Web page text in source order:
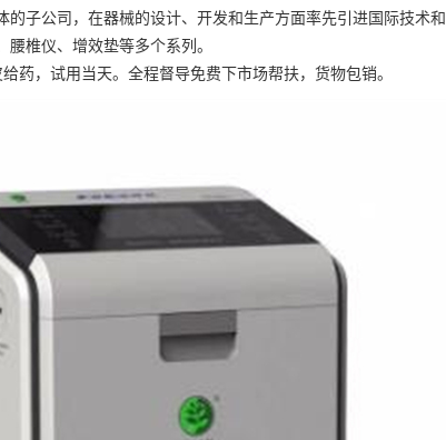
的子公司，在器械的设计、开发和生产方面率先引进国际技术
椎仪、增效垫等多个系列。
药，试用当天。全程督导免费下市场帮扶，货物包销。